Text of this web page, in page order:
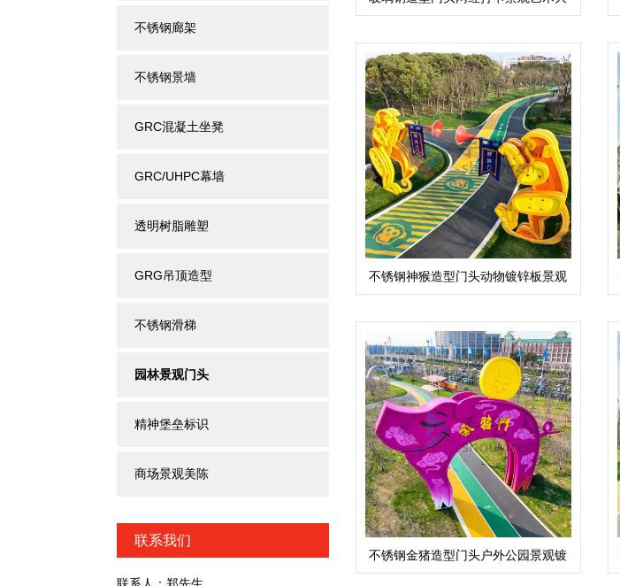
不锈钢廊架
不锈钢景墙
GRC混凝土坐凳
GRC/UHPC幕墙
透明树脂雕塑
GRG吊顶造型
不锈钢滑梯
园林景观门头
精神堡垒标识
商场景观美陈
联系我们
门摆件
不锈钢神猴造型门头动物镀锌板景观
雕塑摆件
不锈钢金猪造型门头户外公园景观镀
锌板金属大门